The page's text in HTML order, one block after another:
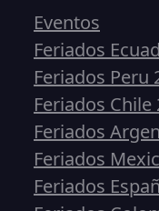
Eventos
Feriados
Feriados Peru
Feriados Chile
Feriados
Feriados
Feriados